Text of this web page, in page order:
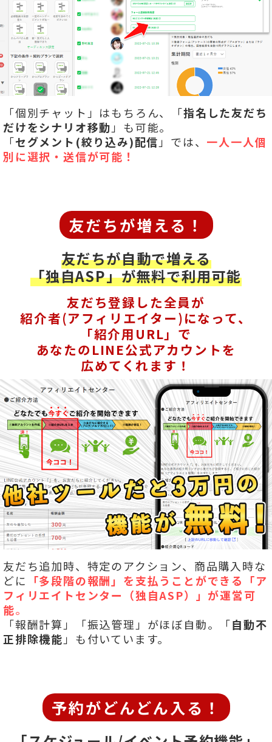
「個別チャット」はもちろん、「指名した友だち
だけをシナリオ移動 」も可能。
「セグメント(絞り込み)配信 」では、 一人一人個
別に選択・送信が可能！
友だちが増える！
友だちが自動で増える
「独自ASP」が無料で利用可能
友だち登録した全員が
紹介者(アフィリエイター)になって、
「紹介用URL」で
あなたのLINE公式アカウントを
広めてくれます！
友だち追加時、特定のアクション、商品購入時な
どに 「多段階の報酬」を支払うことができる「ア
フィリエイトセンター（独自ASP）」が運営可
能。
「報酬計算」「振込管理」がほぼ自動。「自動不
正排除機能 」も付いています。
予約がどんどん入る！